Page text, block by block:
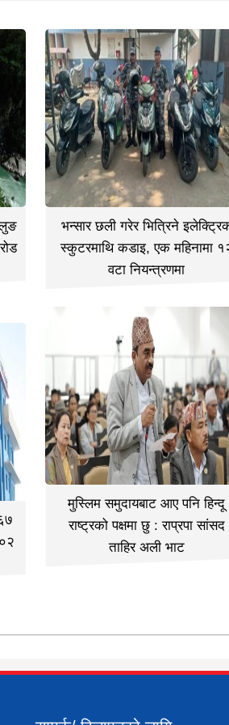
भन्सार छली गरेर भित्रिने
स्कुटरमाथि कडाइ, एक महिनामा
वटा नियन्त्रणमा
मुस्लिम समुदायबाट आए पनि हिन्दू
राष्ट्रको पक्षमा छु : राप्रपा सांसद
ताहिर अली भाट